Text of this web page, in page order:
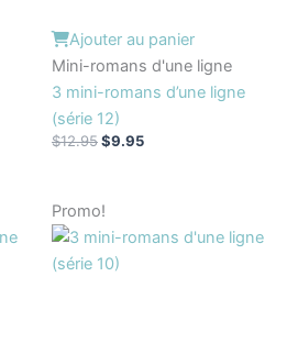
Ajouter au panier
Mini-romans d'une ligne
3 mini-romans d’une ligne
(série 12)
$12.95$9.95
Promo!Le
initial
était :
actuel